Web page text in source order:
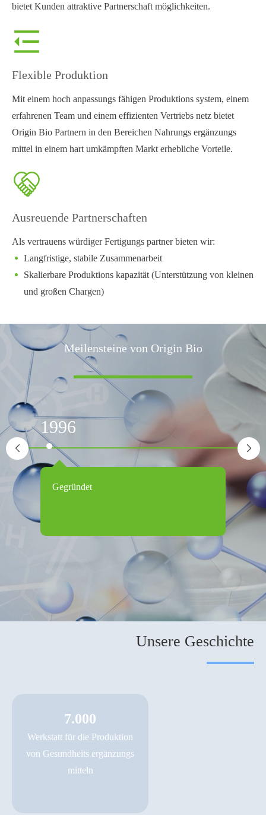
bietet Kunden attraktive Partnerschaft möglichkeiten.
Flexible Produktion
Mit einem hoch anpassungs fähigen Produktions system, einem
erfahrenen Team und einem effizienten Vertriebs netz bietet
Origin Bio Partnern in den Bereichen Nahrungs ergänzungs
mittel in einem hart umkämpften Markt erhebliche Vorteile.
Ausreuende Partnerschaften
Als vertrauens würdiger Fertigungs partner bieten wir:
Langfristige, stabile Zusammenarbeit
Skalierbare Produktions kapazität (Unterstützung von kleinen
und großen Chargen)
Meilensteine von Origin Bio

1996
Gegründet

Unsere Geschichte
7.000
Werkstatt für die Produktion
von Gesundheits ergänzungs
mitteln